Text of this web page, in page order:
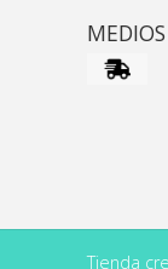
Tienda